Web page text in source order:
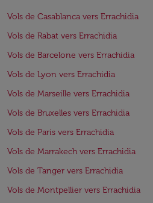
Vols de Casablanca vers Errachidia
Vols de Rabat vers Errachidia
Vols de Barcelone vers Errachidia
Vols de Lyon vers Errachidia
Vols de Marseille vers Errachidia
Vols de Bruxelles vers Errachidia
Vols de Paris vers Errachidia
Vols de Marrakech vers Errachidia
Vols de Tanger vers Errachidia
Vols de Montpellier vers Errachidia